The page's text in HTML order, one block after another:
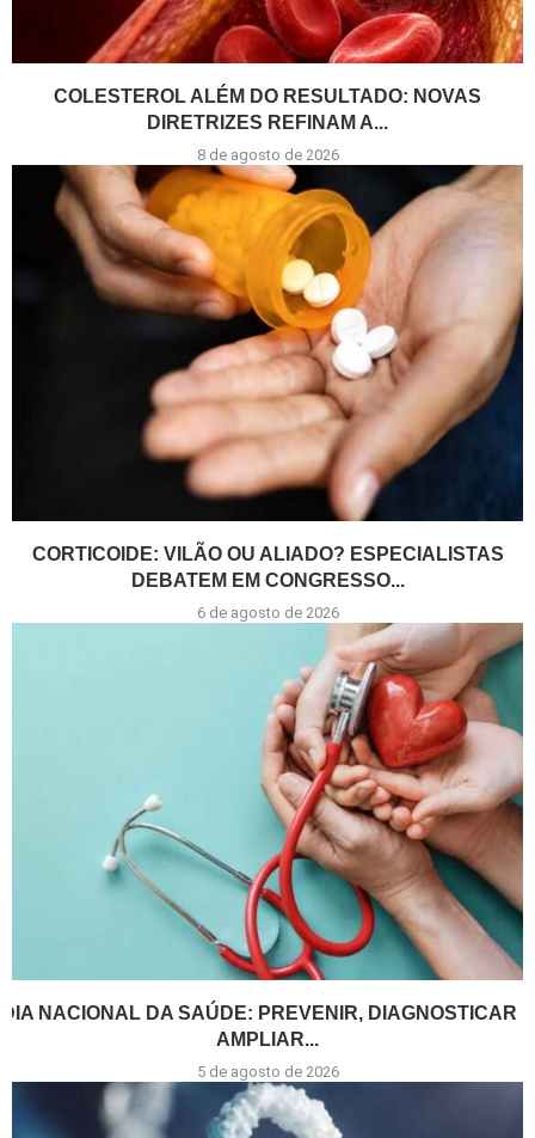
COLESTEROL ALÉM DO RESULTADO: NOVAS
DIRETRIZES REFINAM A...
8 de agosto de 2026
CORTICOIDE: VILÃO OU ALIADO? ESPECIALISTAS
DEBATEM EM CONGRESSO...
6 de agosto de 2026
DIA NACIONAL DA SAÚDE: PREVENIR, DIAGNOSTICAR E
AMPLIAR...
5 de agosto de 2026